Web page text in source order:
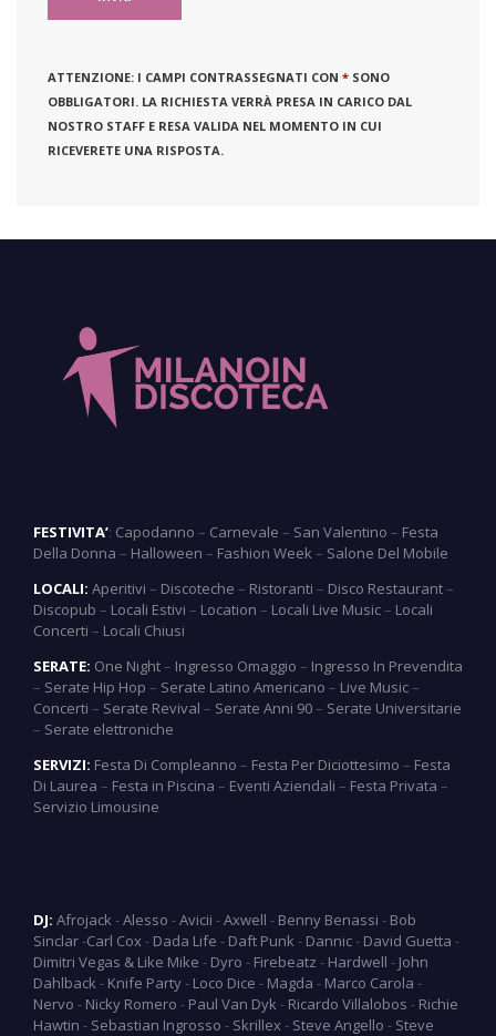
ATTENZIONE: I CAMPI CONTRASSEGNATI CON * SONO
OBBLIGATORI. LA RICHIESTA VERRÀ PRESA IN CARICO DAL
NOSTRO STAFF E RESA VALIDA NEL MOMENTO IN CUI
RICEVERETE UNA RISPOSTA.
FESTIVITA’: Capodanno – Carnevale – San Valentino – Festa
Della Donna – Halloween – Fashion Week – Salone Del Mobile
LOCALI: Aperitivi – Discoteche – Ristoranti – Disco Restaurant–
Discopub – Locali Estivi – Location – Locali Live Music– Locali
Concerti – Locali Chiusi
SERATE: One Night– Ingresso Omaggio – Ingresso In Prevendita
– Serate Hip Hop – Serate Latino Americano – Live Music–
Concerti – Serate Revival – Serate Anni 90– Serate Universitarie
– Serate elettroniche
SERVIZI: Festa Di Compleanno – Festa Per Diciottesimo – Festa
Di Laurea – Festa in Piscina – Eventi Aziendali – Festa Privata –
Servizio Limousine
DJ: Afrojack -Alesso -Avicii -Axwell - Benny Benassi - Bob
Sinclar-Carl Cox - Dada Life - Daft Punk - Dannic- David Guetta -
Dimitri Vegas & Like Mike - Dyro - Firebeatz - Hardwell - John
Dahlback - Knife Party- Loco Dice - Magda - Marco Carola -
Nervo - Nicky Romero - Paul Van Dyk - Ricardo Villalobos - Richie
Hawtin - Sebastian Ingrosso - Skrillex - Steve Angello - Steve